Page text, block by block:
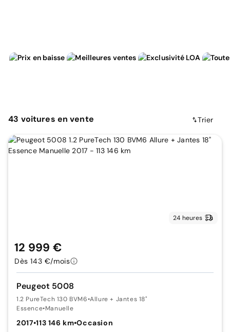
43 voitures en vente Trier
24 heures
Peugeot 5008
1.2 PureTech 130 BVM6•Allure + Jantes 18"
Essence•Manuelle
2017•113 146 km•Occasion
12 999 €
Dès 143 €/mois